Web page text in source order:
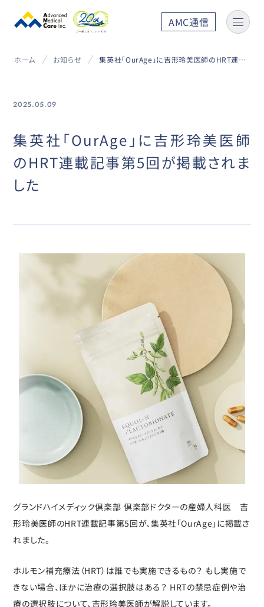
AMC通信
ホーム お知らせ 集英社「OurAge」に吉形玲美医師のHRT連載記事第5回が掲載されました
2025.05.09
集英社「OurAge」に吉形玲美医師
のHRT連載記事第5回が掲載されま
した
グランドハイメディック倶楽部 倶楽部ドクターの産婦人科医 吉
形玲美医師のHRT連載記事第5回が、集英社「OurAge」に掲載さ
れました。
ホルモン補充療法（HRT）は誰でも実施できるもの？ もし実施で
きない場合、ほかに治療の選択肢はある？ HRTの禁忌症例や治
療の選択肢について、吉形玲美医師が解説しています。